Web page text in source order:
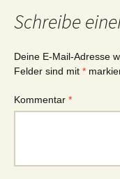
Schreibe
Deine E-Mail-Adresse
Felder sind mit *
Kommentar *